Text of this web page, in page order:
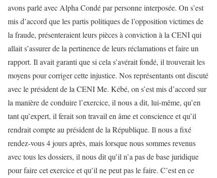
avons parlé avec Alpha Condé par personne interposée. On s’est
mis d’accord que les partis politiques de l’opposition victimes de
la fraude, présenteraient leurs pièces à conviction à la CENI qui
allait s’assurer de la pertinence de leurs réclamations et faire un
rapport. Il avait garanti que si cela s’avérait fondé, il trouverait les
moyens pour corriger cette injustice. Nos représentants ont discuté
avec le président de la CENI Me. Kébé, on s’est mis d’accord sur
la manière de conduire l’exercice, il nous a dit, lui-même, qu’en
tant qu’expert, il ferait son travail en âme et conscience et qu’il
rendrait compte au président de la République. Il nous a fixé
rendez-vous 4 jours après, mais lorsque nous sommes revenus
avec tous les dossiers, il nous dit qu’il n’a pas de base juridique
pour faire cet exercice et qu’il ne peut pas le faire. C’est en ce